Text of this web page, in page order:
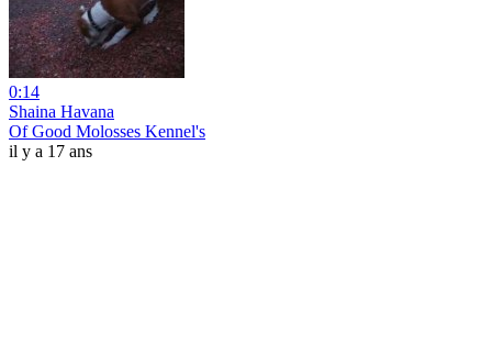
0:14
Shaina Havana
Of Good Molosses Kennel's
il y a 17 ans